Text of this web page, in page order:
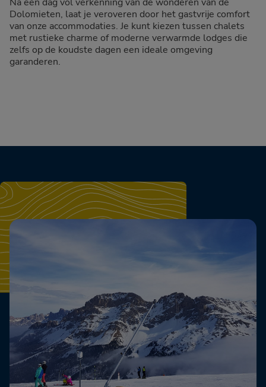
Dolomieten, laat je veroveren door het gastvrije comfort
van onze accommodaties. Je kunt kiezen tussen chalets
met rustieke charme of moderne verwarmde lodges die
zelfs op de koudste dagen een ideale omgeving
garanderen.